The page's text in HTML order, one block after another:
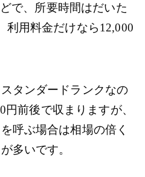
で、所要時間はだいた
利用料金だけなら12,000
タンダードランクなの
前後で収まりますが、
呼ぶ場合は相場の倍く
多いです。